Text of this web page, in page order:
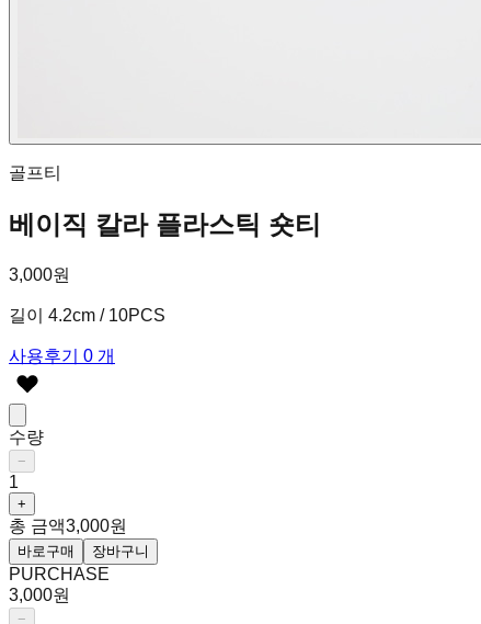
골프티
베이직 칼라 플라스틱 숏티
3,000원
길이 4.2cm / 10PCS
사용후기 0 개
수량
−
1
+
총 금액3,000원
바로구매 장바구니
PURCHASE
3,000원
−